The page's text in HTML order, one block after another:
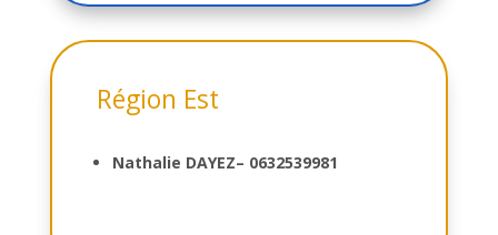
Région Est
Nathalie DAYEZ– 0632539981